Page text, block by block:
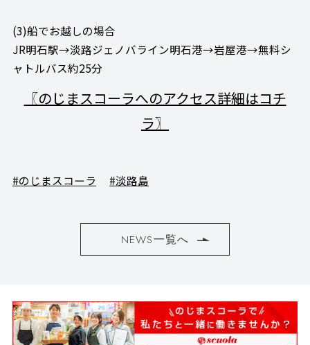
(3)船でお越しの場合
JR明石駅→淡路ジェノバライン明石港→岩屋港→無料シ
ャトルバス約25分
〖のじまスコーラへのアクセス詳細はコチ
ラ〗
#のじまスコーラ #淡路島
NEWS一覧へ